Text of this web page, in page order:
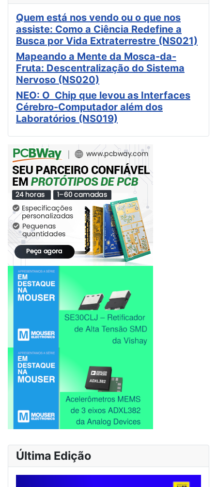
Quem está nos vendo ou o que nos
assiste: Como a Ciência Redefine a
Busca por Vida Extraterrestre (NS021)
Mapeando a Mente da Mosca-da-
Fruta: Descentralização do Sistema
Nervoso (NS020)
NEO: O Chip que levou as Interfaces
Cérebro-Computador além dos
Laboratórios (NS019)
Última Edição